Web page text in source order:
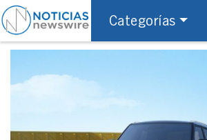
Categorías